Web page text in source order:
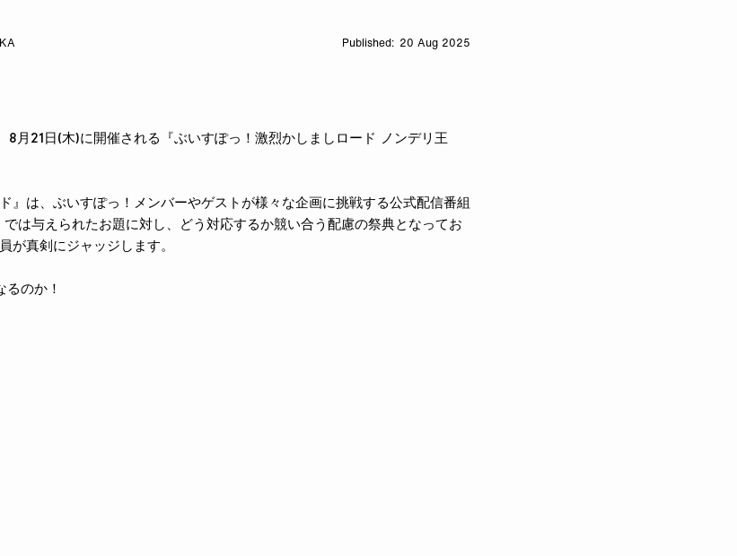
20 Aug 2025
8月21日(木)に開催される『ぶいすぽっ！激烈かしましロード ノンデリ王
』は、ぶいすぽっ！メンバーやゲストが様々な企画に挑戦する公式配信番組
は与えられたお題に対し、どう対応するか競い合う配慮の祭典となってお
が真剣にジャッジします。
のか！